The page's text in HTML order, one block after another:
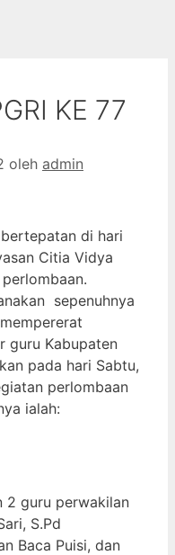
KE 77
oleh admin
bertepatan di hari
Citia Vidya
sepenuhnya
guru Kabupaten
pada hari Sabtu,
perlombaan
ialah:
2 guru perwakilan
S.Pd
Baca Puisi, dan